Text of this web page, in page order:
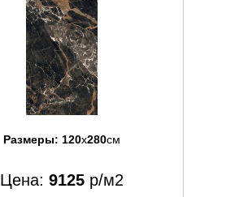
Размеры: 120x280см
Цена: 9125 р/м2